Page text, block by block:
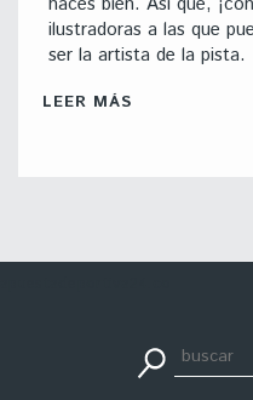
ilustradoras a las que
ser la artista de la pista.
LEER MÁS